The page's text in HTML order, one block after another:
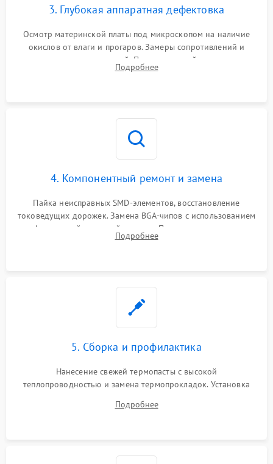
3. Глубокая аппаратная дефектовка
Осмотр материнской платы под микроскопом на наличие
окислов от влаги и прогаров. Замеры сопротивлений и
дежурных напряжений. Проверка цепей питания,
мультиконтроллера, процессора и видеочипа.
Подробнее
4. Компонентный ремонт и замена
Пайка неисправных SMD-элементов, восстановление
токоведущих дорожек. Замена BGA-чипов с использованием
инфракрасной паяльной станции. Прошивка микросхемы
BIOS или замена поврежденных портов USB
Подробнее
5. Сборка и профилактика
Нанесение свежей термопасты с высокой
теплопроводностью и замена термопрокладок. Установка
шлейфов, модулей памяти и накопителей. Предварительная
Подробнее